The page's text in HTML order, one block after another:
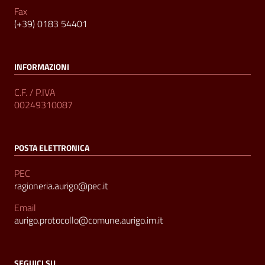
Fax
(+39) 0183 54401
INFORMAZIONI
C.F. / P.IVA
00249310087
POSTA ELETTRONICA
PEC
ragioneria.aurigo@pec.it
Email
aurigo.protocollo@comune.aurigo.im.it